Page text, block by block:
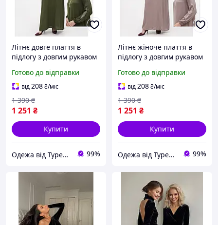
Літнє довге плаття в
підлогу з довгим рукавом
Туреччина
Готово до відправки
від208₴/міс
1 251 ₴
1 390 ₴
Купити
Одежа від Турецьких виробників. Магазин Radda 99%
Літнє жіноче плаття в
підлогу з довгим рукавом
Туреччина
Готово до відправки
від208₴/міс
1 251 ₴
1 390 ₴
Купити
Одежа від Турецьких виробників. Магазин Radda 99%